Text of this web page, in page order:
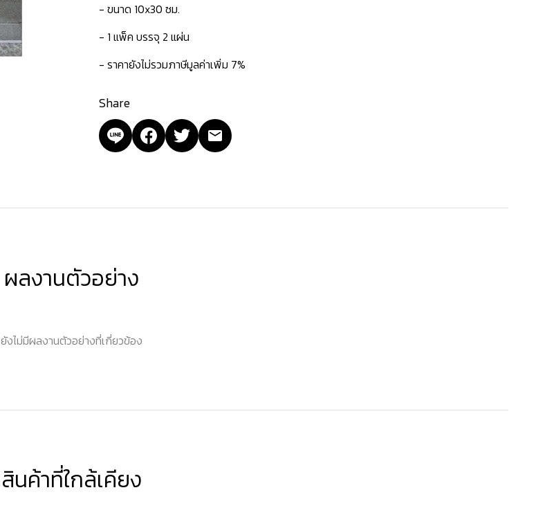
- ขนาด 10x30 ซม.
- 1 แพ็ค บรรจุ 2 แผ่น
- ราคายังไม่รวมภาษีมูลค่าเพิ่ม 7%
Share
ผลงานตัวอย่าง
ยังไม่มีผลงานตัวอย่างที่เกี่ยวข้อง
สินค้าที่ใกล้เคียง